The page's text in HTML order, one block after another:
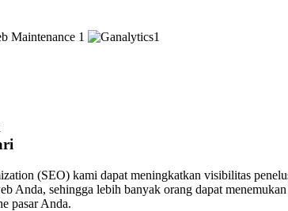
(SEO) kami dapat meningkatkan visibilitas
Anda, sehingga lebih banyak orang dapat
pasar Anda.